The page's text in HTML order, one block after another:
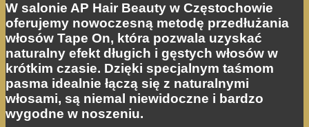
W salonie AP Hair Beauty w Częstochowie
oferujemy nowoczesną metodę przedłużania
włosów Tape On, która pozwala uzyskać
naturalny efekt długich i gęstych włosów w
krótkim czasie. Dzięki specjalnym taśmom
pasma idealnie łączą się z naturalnymi
włosami, są niemal niewidoczne i bardzo
wygodne w noszeniu.
działała jak
najlepiej podczas
twojego
przejścia na nią.
Jeśli odrzucisz te
pliki cookie,
niektóre funkcje
znikną ze strony
internetowej.